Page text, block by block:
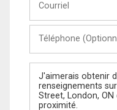
(Optionnel)
Message